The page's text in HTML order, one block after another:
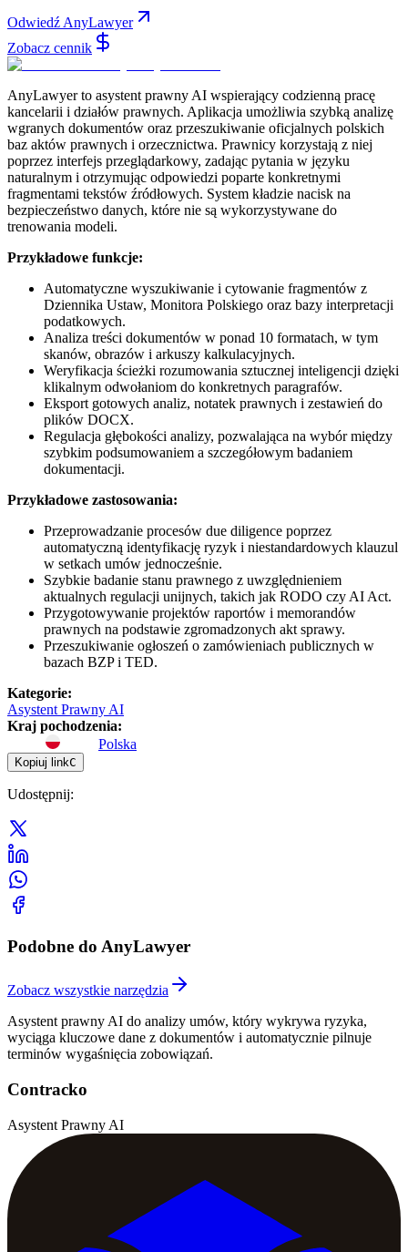
Odwiedź AnyLawyer
Zobacz cennik
AnyLawyer to asystent prawny AI wspierający codzienną pracę
kancelarii i działów prawnych. Aplikacja umożliwia szybką analizę
wgranych dokumentów oraz przeszukiwanie oficjalnych polskich
baz aktów prawnych i orzecznictwa. Prawnicy korzystają z niej
poprzez interfejs przeglądarkowy, zadając pytania w języku
naturalnym i otrzymując odpowiedzi poparte konkretnymi
fragmentami tekstów źródłowych. System kładzie nacisk na
bezpieczeństwo danych, które nie są wykorzystywane do
trenowania modeli.
Przykładowe funkcje:
Automatyczne wyszukiwanie i cytowanie fragmentów z
Dziennika Ustaw, Monitora Polskiego oraz bazy interpretacji
podatkowych.
Analiza treści dokumentów w ponad 10 formatach, w tym
skanów, obrazów i arkuszy kalkulacyjnych.
Weryfikacja ścieżki rozumowania sztucznej inteligencji dzięki
klikalnym odwołaniom do konkretnych paragrafów.
Eksport gotowych analiz, notatek prawnych i zestawień do
plików DOCX.
Regulacja głębokości analizy, pozwalająca na wybór między
szybkim podsumowaniem a szczegółowym badaniem
dokumentacji.
Przykładowe zastosowania:
Przeprowadzanie procesów due diligence poprzez
automatyczną identyfikację ryzyk i niestandardowych klauzul
w setkach umów jednocześnie.
Szybkie badanie stanu prawnego z uwzględnieniem
aktualnych regulacji unijnych, takich jak RODO czy AI Act.
Przygotowywanie projektów raportów i memorandów
prawnych na podstawie zgromadzonych akt sprawy.
Przeszukiwanie ogłoszeń o zamówieniach publicznych w
bazach BZP i TED.
Kategorie:
Asystent Prawny AI
Kraj pochodzenia:
Polska
Kopiuj linkC
Udostępnij:
Podobne do AnyLawyer
Zobacz wszystkie narzędzia
Asystent prawny AI do analizy umów, który wykrywa ryzyka,
wyciąga kluczowe dane z dokumentów i automatycznie pilnuje
terminów wygaśnięcia zobowiązań.
Contracko
Asystent Prawny AI